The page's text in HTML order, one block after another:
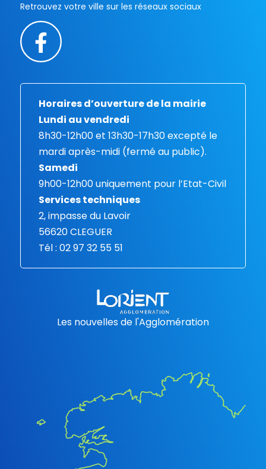
Retrouvez votre ville sur les réseaux sociaux
Horaires d’ouverture de la mairie
Lundi au vendredi
8h30-12h00 et 13h30-17h30 excepté le
mardi après-midi (fermé au public).
Samedi
9h00-12h00 uniquement pour l’Etat-Civil
Services techniques
2, impasse du Lavoir
56620 CLEGUER
Tél : 02 97 32 55 51
Les nouvelles de l'Agglomération